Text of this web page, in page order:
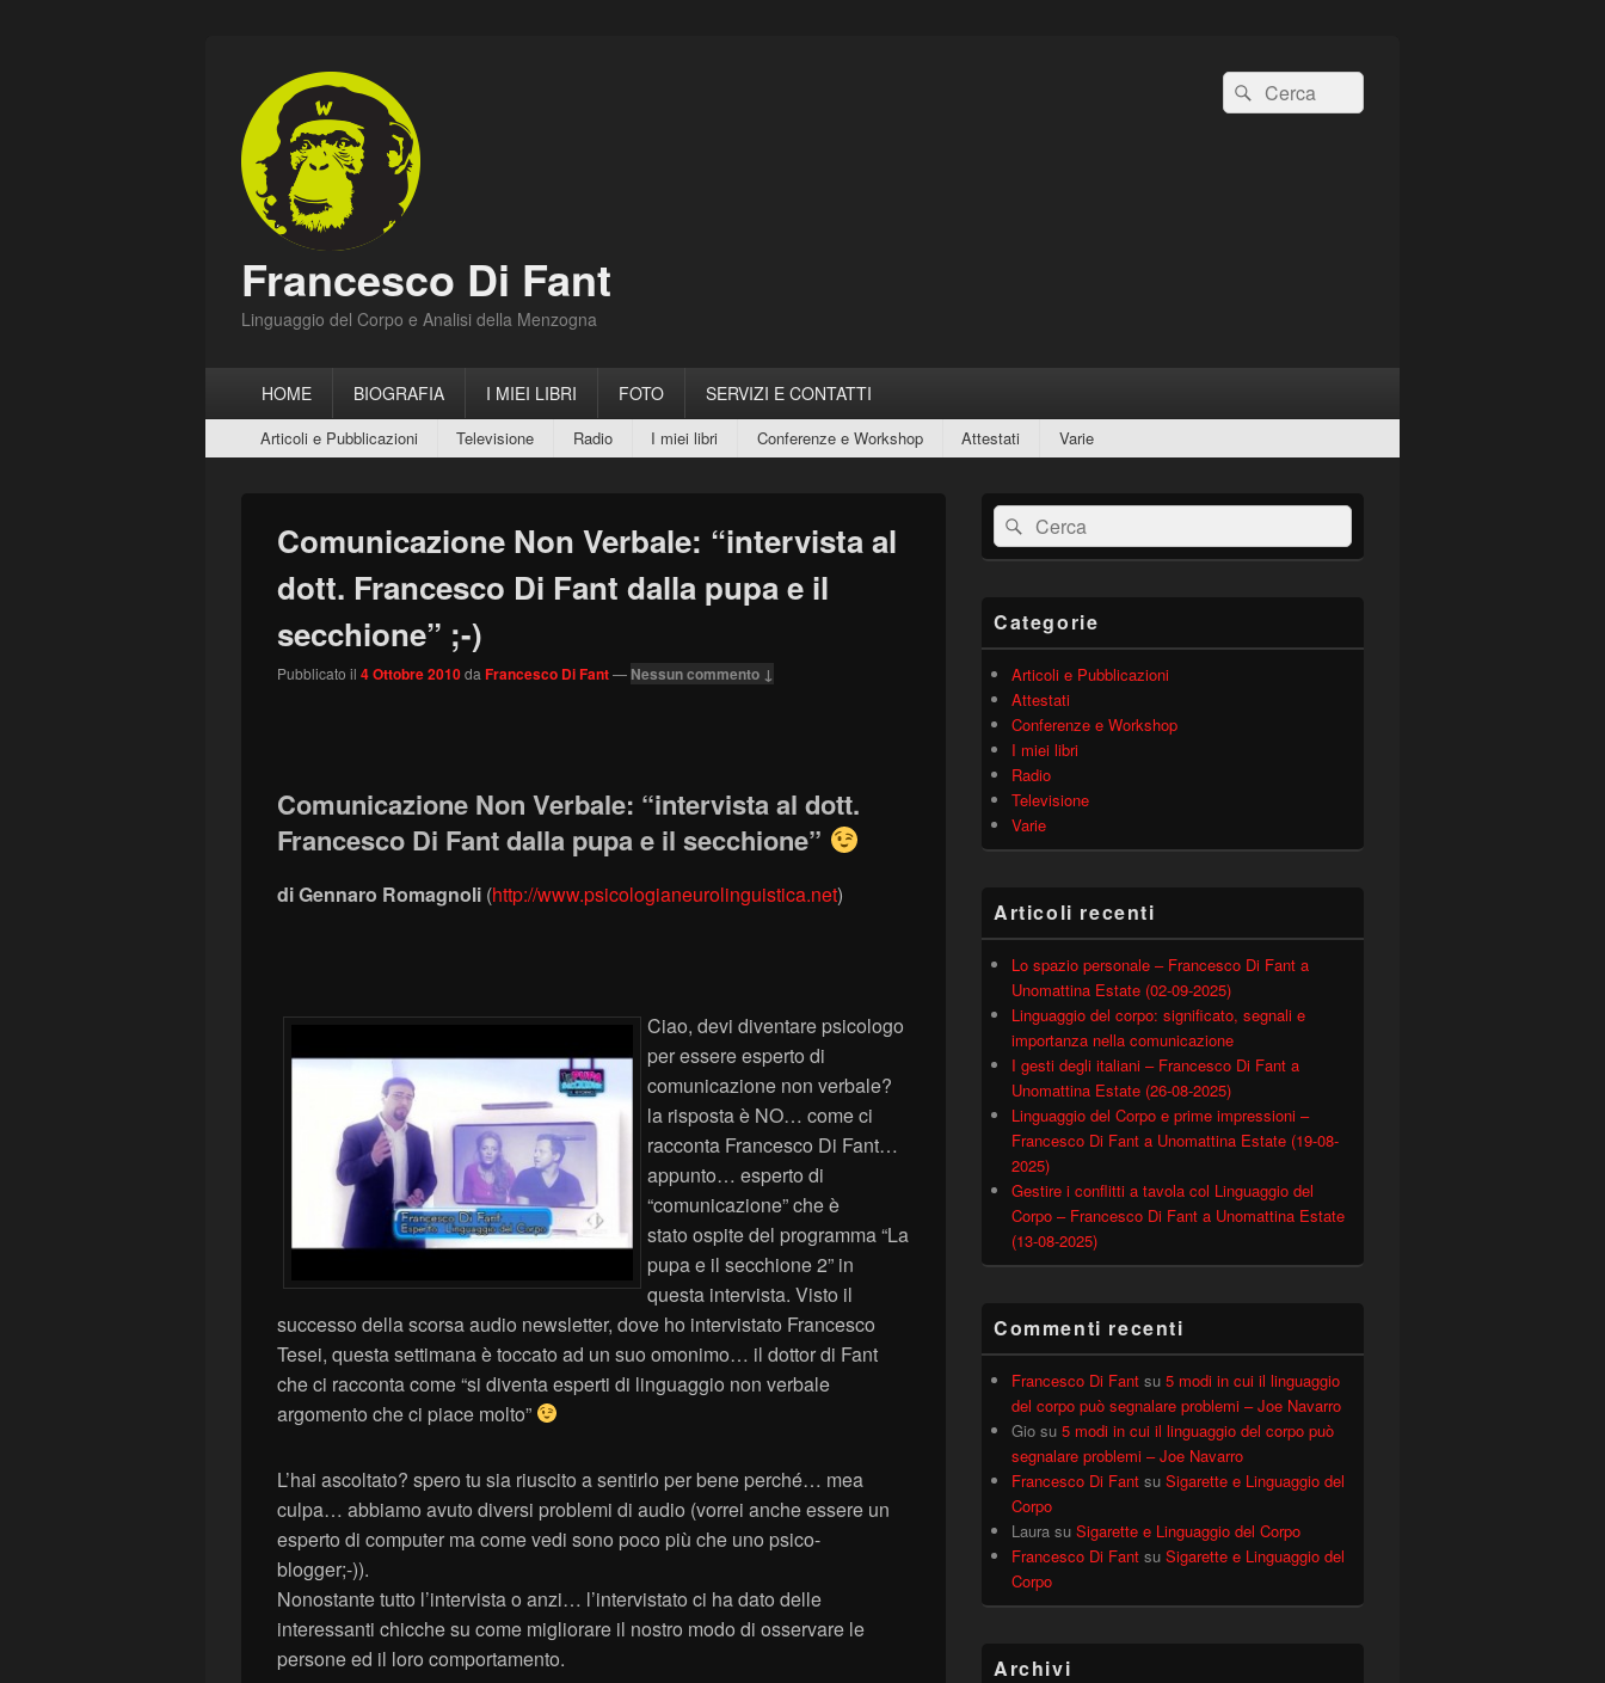
Francesco Di Fant
Linguaggio del Corpo e Analisi della Menzogna
Cerca:Cerca
principaleHOME BIOGRAFIA I MIEI LIBRI FOTO SERVIZI E CONTATTI
secondario
Articoli e Pubblicazioni Televisione Radio I miei libri Conferenze e Workshop Attestati Varie
Comunicazione Non Verbale: “intervista al
dott. Francesco Di Fant dalla pupa e il
secchione” ;-)
Pubblicato il 4 Ottobre 2010da Francesco Di Fant— Nessun commento ↓
Comunicazione Non Verbale: “intervista al dott.
Francesco Di Fant dalla pupa e il secchione”
di Gennaro Romagnoli (http://www.psicologianeurolinguistica.net)
Ciao, devi diventare psicologo
per essere esperto di
comunicazione non verbale?
la risposta è NO… come ci
racconta Francesco Di Fant…
appunto… esperto di
“comunicazione” che è
stato ospite del programma “La
pupa e il secchione 2” in
questa intervista. Visto il
successo della scorsa audio newsletter, dove ho intervistato Francesco
Tesei, questa settimana è toccato ad un suo omonimo… il dottor di Fant
che ci racconta come “si diventa esperti di linguaggio non verbale
argomento che ci piace molto”
L’hai ascoltato? spero tu sia riuscito a sentirlo per bene perché… mea
culpa… abbiamo avuto diversi problemi di audio (vorrei anche essere un
esperto di computer ma come vedi sono poco più che uno psico-
blogger;-)).
Nonostante tutto l’intervista o anzi… l’intervistato ci ha dato delle
interessanti chicche su come migliorare il nostro modo di osservare le
persone ed il loro comportamento.
Area
widget
barra
laterale
Cerca:Cerca
Categorie
Articoli e Pubblicazioni
Attestati
Conferenze e Workshop
I miei libri
Radio
Televisione
Varie
Articoli recenti
Lo spazio personale – Francesco Di Fant a
Unomattina Estate (02-09-2025)
Linguaggio del corpo: significato, segnali e
importanza nella comunicazione
I gesti degli italiani – Francesco Di Fant a
Unomattina Estate (26-08-2025)
Linguaggio del Corpo e prime impressioni –
Francesco Di Fant a Unomattina Estate (19-08-
2025)
Gestire i conflitti a tavola col Linguaggio del
Corpo – Francesco Di Fant a Unomattina Estate
(13-08-2025)
Commenti recenti
Francesco Di Fant su 5 modi in cui il linguaggio
del corpo può segnalare problemi – Joe Navarro
Gio su 5 modi in cui il linguaggio del corpo può
segnalare problemi – Joe Navarro
Francesco Di Fant su Sigarette e Linguaggio del
Corpo
Laura su Sigarette e Linguaggio del Corpo
Francesco Di Fant su Sigarette e Linguaggio del
Corpo
Archivi